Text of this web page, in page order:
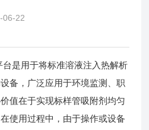
06-22
用于将标准溶液注入热解析
备，广泛应用于环境监测、职
值在于实现标样管吸附剂均匀
使用过程中，由于操作或设备